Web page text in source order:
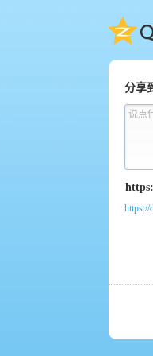
QQ
分享
说点
https://